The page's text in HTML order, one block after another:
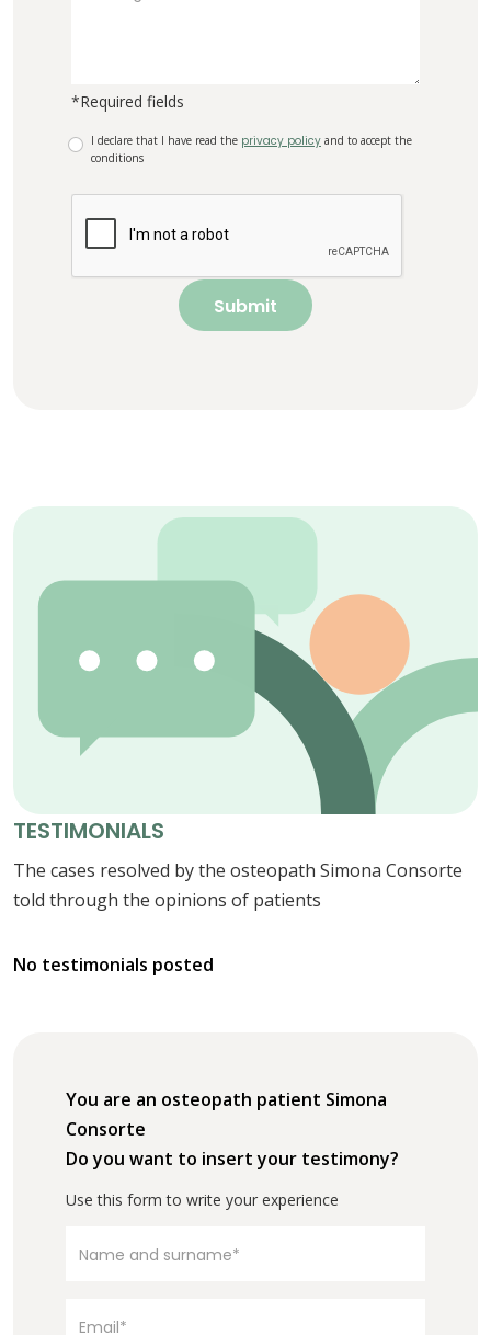
*Required fields
I declare that I have read the privacy policy and to accept the
conditions
Submit
TESTIMONIALS
The cases resolved by the osteopath Simona Consorte
told through the opinions of patients
No testimonials posted
You are an osteopath patient Simona
Consorte
Do you want to insert your testimony?
Use this form to write your experience